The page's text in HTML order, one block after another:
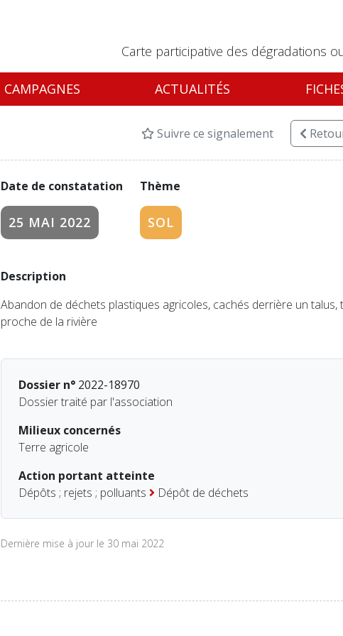
Carte participative des dégradations
CAMPAGNES ACTUALITÉS
Suivre ce signalement
Date de constatation
25 MAI 2022
Thème
SOL
Description
Abandon de déchets plastiques agricoles, cachés derrière un talus,
proche de la rivière
Dossier n°2022-18970
Dossier traité par l'association
Milieux concernés
Terre agricole
Action portant atteinte
Dépôts ; rejets ; polluants
Dépôt de déchets
Dernière mise à jour le 30 mai 2022